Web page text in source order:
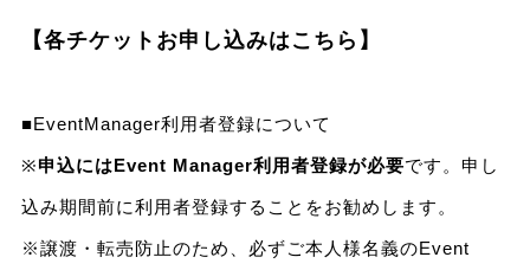
【各チケットお申し込みはこちら】
■EventManager利用者登録について
※申込にはEvent Manager利用者登録が必要です。申し
込み期間前に利用者登録することをお勧めします。
※譲渡・転売防止のため、必ずご本人様名義のEvent